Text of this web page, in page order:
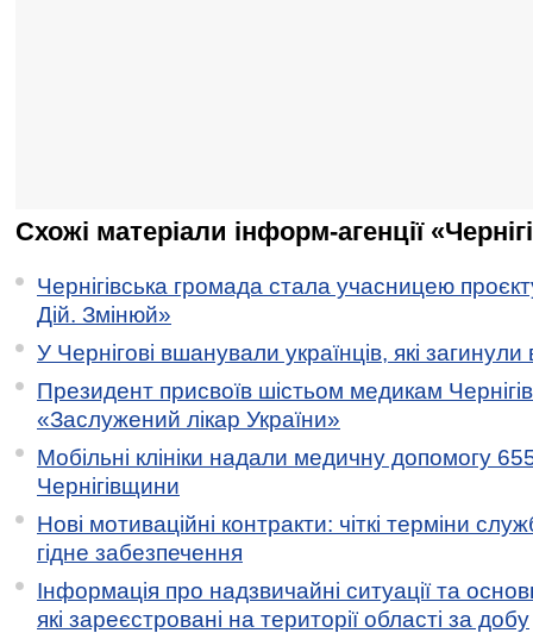
Схожі матеріали інформ-агенції
Чернігівська громада стала учасницею
Дій. Змінюй»
У Чернігові вшанували українців, які загинули
Президент присвоїв шістьом медикам
«Заслужений лікар України»
Мобільні клініки надали медичну допомогу
Чернігівщини
Нові мотиваційні контракти: чіткі терміни
гідне забезпечення
Інформація про надзвичайні ситуації та
які зареєстровані на території області за добу